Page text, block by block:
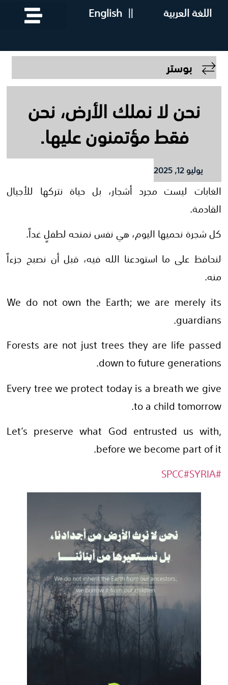
English || اللغة العربية
بوستر
نحن لا نملك الأرض، نحن
فقط مؤتمنون عليها.
يوليو 12, 2025
الغابات ليست مجرد أشجار، بل حياة نتركها للأجيال
القادمة.
كل شجرة نحميها اليوم، هي نفس نمنحه لطفلٍ غداً.
لنحافظ على ما استودعنا الله فيه، قبل أن نصبح جزءاً
منه.
We do not own the Earth; we are merely its
guardians.
Forests are not just trees they are life passed
down to future generations.
Every tree we protect today is a breath we give
to a child tomorrow.
Let’s preserve what God entrusted us with,
before we become part of it.
#SPCC
#SYRIA